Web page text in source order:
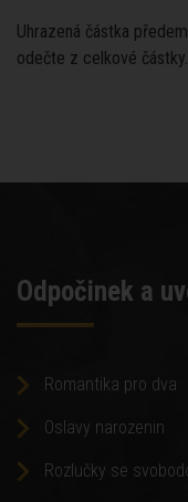
Uhrazená částka
odečte z celkové částky.
Odpočinek a
Romantika pro dva
Oslavy narozenin
Rozlučky se